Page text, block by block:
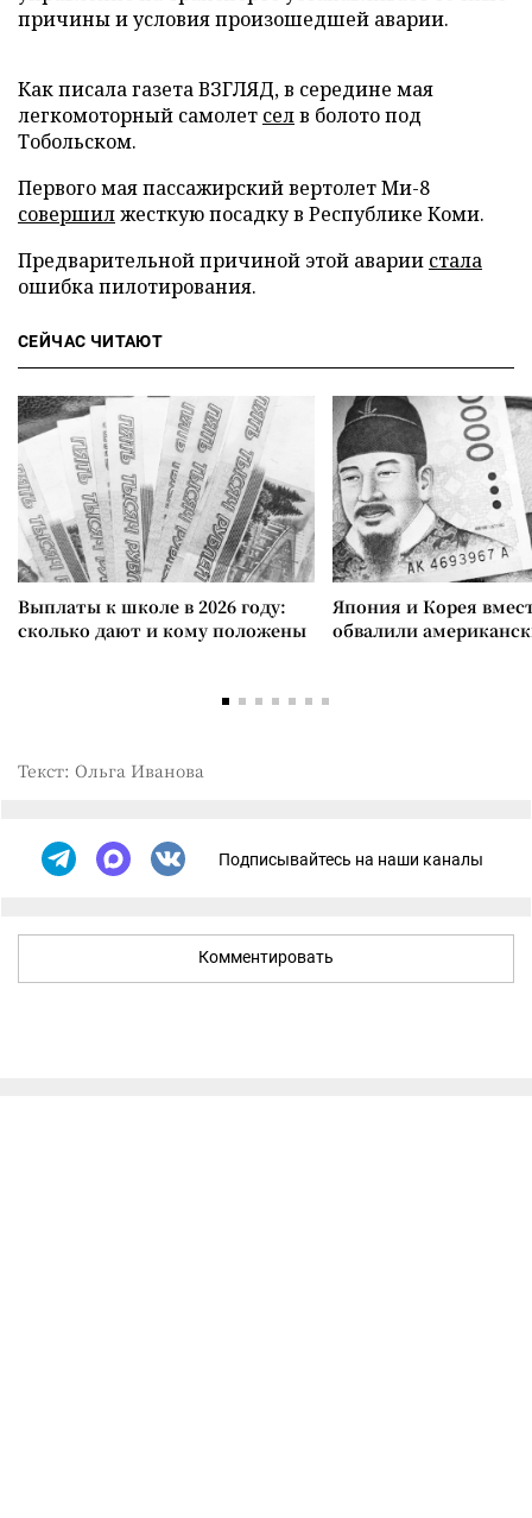
причины и условия произошедшей аварии.
Как писала газета ВЗГЛЯД, в середине мая
легкомоторный самолет селв болото под
Тобольском.
Первого мая пассажирский вертолет Ми-8
совершилжесткую посадку в Республике Коми.
Предварительной причиной этой аварии стала
ошибка пилотирования.
СЕЙЧАС ЧИТАЮТ
Выплаты к школе в 2026 году:
сколько дают и кому положены
Япония и Корея
обвалили
Текст: Ольга Иванова
Подписывайтесь на наши каналы
Комментировать